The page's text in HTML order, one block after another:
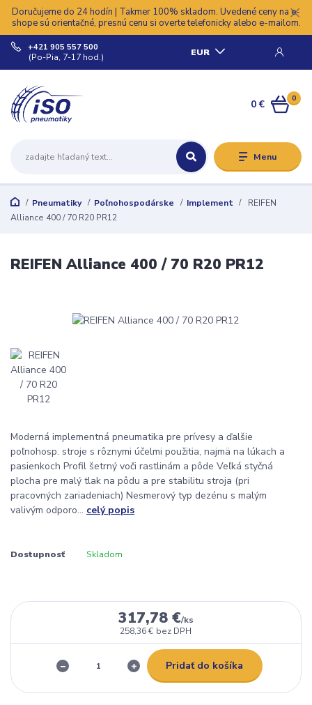
Doručujeme do 24 hodín | Takmer 100% skladom. Uvedené ceny na e-
shope sú orientačné, presnú cenu si overte telefonicky alebo e-mailom.
Menu
EUR
+421 905 557 500
(Po-Pia, 7-17 hod.)
0
0 €
Pneumatiky Poľnohospodárske Implement
REIFEN
Alliance 400 / 70 R20 PR12
REIFEN Alliance 400 / 70 R20 PR12
Moderná implementná pneumatika pre prívesy a ďalšie
poľnohosp. stroje s rôznymi účelmi použitia, najmä na lúkach a
pasienkoch Profil šetrný voči rastlinám a pôde Veľká styčná
plocha pre malý tlak na pôdu a pre stabilitu stroja (pri
pracovných zariadeniach) Nesmerový typ dezénu s malým
valivým odporo... celý popis
Dostupnosť Skladom
317,78 €/ks
258,36 € bez DPH
Pridať do košíka